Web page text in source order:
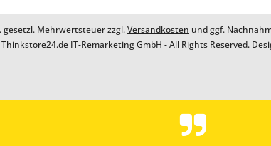
gesetzl. Mehrwertsteuer zzgl.Versandkosten und ggf.
Thinkstore24.de IT-Remarketing GmbH - All Rights Reserved.